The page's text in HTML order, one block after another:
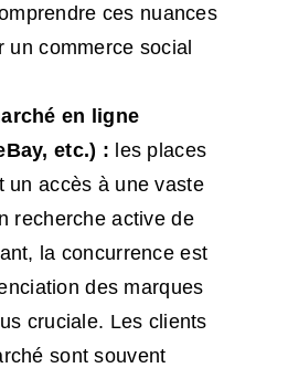
ces nuances
un commerce social
en ligne
etc.) : les places
un accès à une vaste
recherche active de
la concurrence est
des marques
cruciale. Les clients
sont souvent